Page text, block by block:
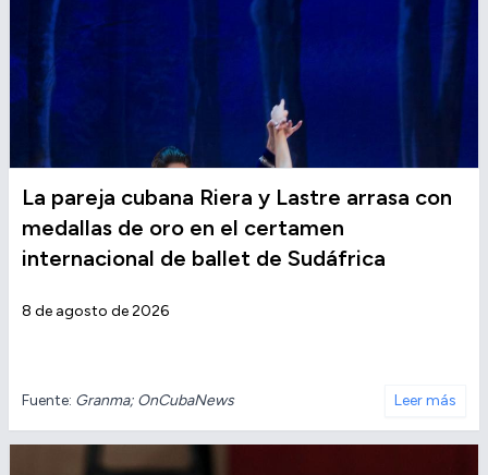
La pareja cubana Riera y Lastre arrasa con
medallas de oro en el certamen
internacional de ballet de Sudáfrica
8 de agosto de 2026
Fuente: Granma; OnCubaNews Leer más